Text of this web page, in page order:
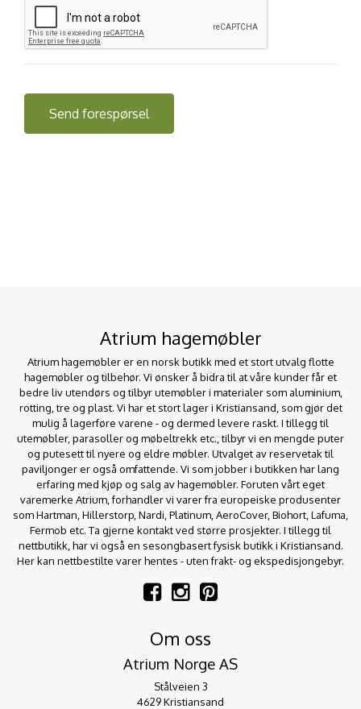
Atrium hagemøbler
Atrium hagemøbler er en norsk butikk med et stort utvalg flotte
hagemøbler og tilbehør. Vi ønsker å bidra til at våre kunder får et
bedre liv utendørs og tilbyr utemøbler i materialer som aluminium,
rotting, tre og plast. Vi har et stort lager i Kristiansand, som gjør det
mulig å lagerføre varene - og dermed levere raskt. I tillegg til
utemøbler, parasoller og møbeltrekk etc., tilbyr vi en mengde puter
og putesett til nyere og eldre møbler. Utvalget av reservetak til
paviljonger er også omfattende. Vi som jobber i butikken har lang
erfaring med kjøp og salg av hagemøbler. Foruten vårt eget
varemerke Atrium, forhandler vi varer fra europeiske produsenter
som Hartman, Hillerstorp, Nardi, Platinum, AeroCover, Biohort, Lafuma,
Fermob etc. Ta gjerne kontakt ved større prosjekter. I tillegg til
nettbutikk, har vi også en sesongbasert fysisk butikk i Kristiansand.
Her kan nettbestilte varer hentes - uten frakt- og ekspedisjongebyr.
Om oss
Atrium Norge AS
Stålveien 3
4629 Kristiansand